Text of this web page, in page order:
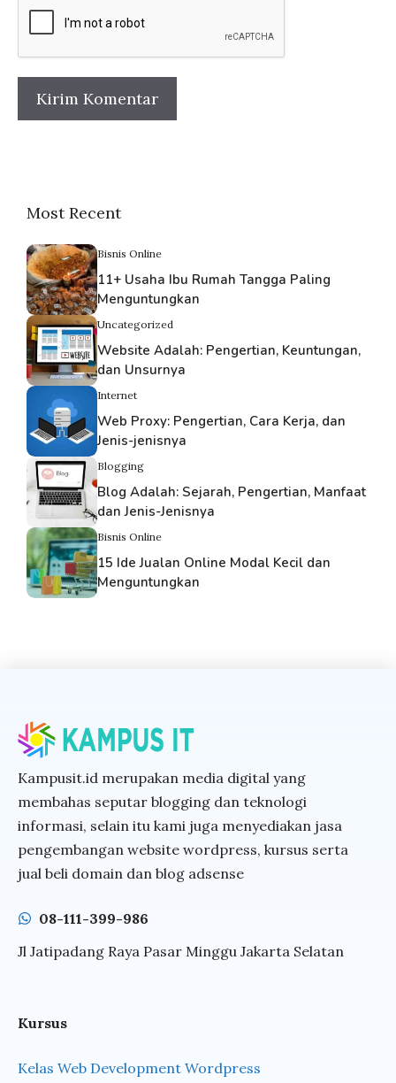
Most Recent
Bisnis Online
11+ Usaha Ibu Rumah Tangga Paling
Menguntungkan
Uncategorized
Website Adalah: Pengertian, Keuntungan,
dan Unsurnya
Internet
Web Proxy: Pengertian, Cara Kerja, dan
Jenis-jenisnya
Blogging
Blog Adalah: Sejarah, Pengertian, Manfaat
dan Jenis-Jenisnya
Bisnis Online
15 Ide Jualan Online Modal Kecil dan
Menguntungkan
Kampusit.id merupakan media digital yang
membahas seputar blogging dan teknologi
informasi, selain itu kami juga menyediakan jasa
pengembangan website wordpress, kursus serta
jual beli domain dan blog adsense
08-111-399-986
Jl Jatipadang Raya Pasar Minggu Jakarta Selatan
Kursus
Kelas Web Development Wordpress